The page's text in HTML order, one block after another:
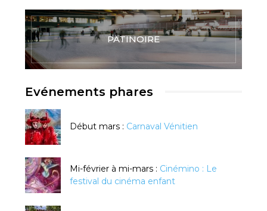
PATINOIRE
Evénements phares
Début mars : Carnaval Vénitien
Mi-février à mi-mars : Cinémino : Le
festival du cinéma enfant